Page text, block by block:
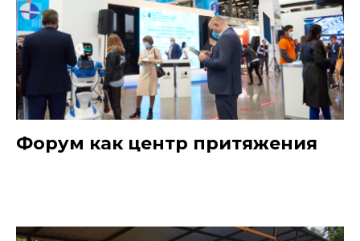
Форум как центр притяжения